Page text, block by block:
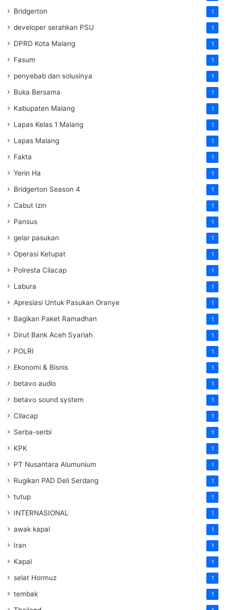
Bridgerton 1
developer serahkan PSU 1
DPRD Kota Malang 1
Fasum 1
penyebab dan solusinya 1
Buka Bersama 1
Kabupaten Malang 1
Lapas Kelas 1 Malang 1
Lapas Malang 1
Fakta 1
Yerin Ha 1
Bridgerton Season 4 1
Cabut Izin 1
Pansus 1
gelar pasukan 1
Operasi Ketupat 1
Polresta Cilacap 1
Labura 1
Apresiasi Untuk Pasukan Oranye 1
Bagikan Paket Ramadhan 1
Dirut Bank Aceh Syariah 1
POLRI 1
Ekonomi & Bisnis 1
betavo audio 1
betavo sound system 1
Cilacap 1
Serba-serbi 1
KPK 1
PT Nusantara Alumunium 1
Rugikan PAD Deli Serdang 1
tutup 1
INTERNASIONAL 1
awak kapal 1
Iran 1
Kapal 1
selat Hormuz 1
tembak 1